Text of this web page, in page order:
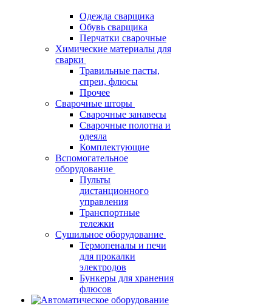
Одежда сварщика
Обувь сварщика
Перчатки сварочные
Химические материалы для
сварки
Травильные пасты,
спреи, флюсы
Прочее
Сварочные шторы
Сварочные занавесы
Сварочные полотна и
одеяла
Комплектующие
Вспомогательное
оборудование
Пульты
дистанционного
управления
Транспортные
тележки
Сушильное оборудование
Термопеналы и печи
для прокалки
электродов
Бункеры для хранения
флюсов